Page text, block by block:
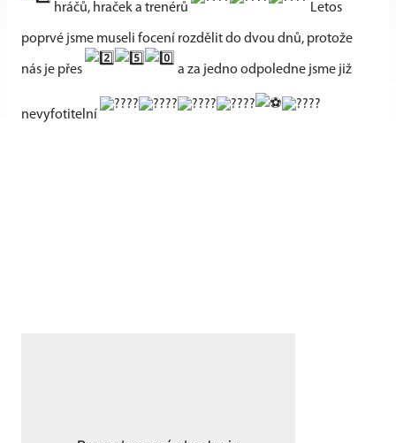
hráčů, hraček a trenérů Letos
poprvé jsme museli focení rozdělit do dvou dnů, protože
nás je přes a za jedno odpoledne jsme již
nevyfotitelní